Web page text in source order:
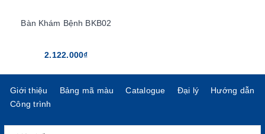
Bàn Khám Bệnh BKB02
2.122.000₫
Giới thiệu Bảng mã màu Catalogue Đại lý
Hướng dẫn
Công trình